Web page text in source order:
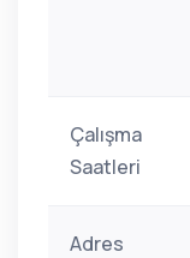
Çalışma
Saatleri
Adres